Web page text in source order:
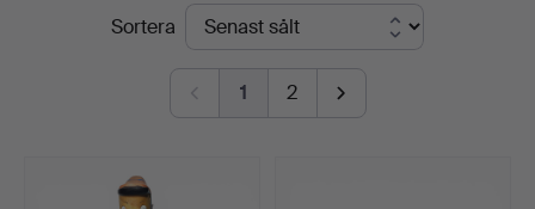
SlutpriserSortera
1 2